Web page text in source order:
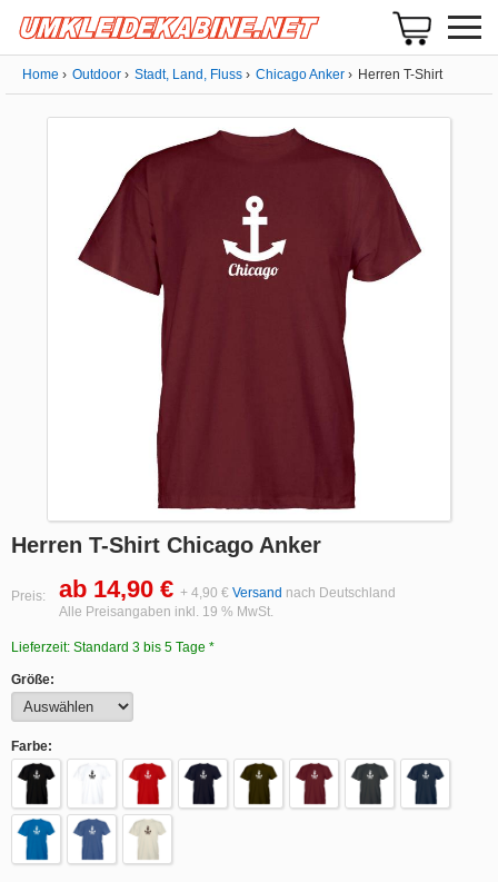
Home Outdoor Stadt, Land, Fluss Chicago Anker Herren T-Shirt
Herren T-Shirt Chicago Anker
Preis: ab 14,90 € + 4,90 € Versand nach Deutschland
Alle Preisangaben inkl. 19 % MwSt.
Lieferzeit: Standard 3 bis 5 Tage *
Größe:
Farbe: